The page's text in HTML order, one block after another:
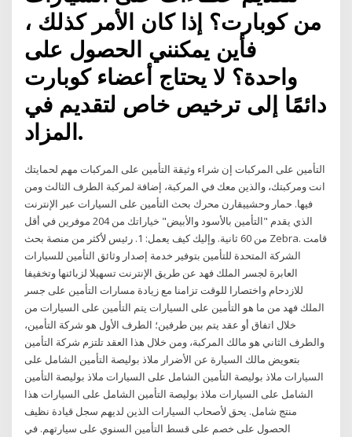
من كوبارت؟ إذا كان الأمر كذلك ،
فأين يمكنني الحصول على
واحدة؟ لا يحتاج أعضاء كوبارت
دائمًا إلى ترخيص خاص لتقديم في
المزاد.
التأمين على المركبات إن شراء وثيقة التأمين على المركبات مهم لحمايتك
انت ومركبتك، والذين معك في المركبة، إضافة لمركبة الطرف الثالث ومن
فيها. حمار وحشييقارن محرك بحث التأمين على السيارات عبر الإنترنت
الذي يقدم "التأمين بالأسود والأبيض" خياراتك من 204 موفرين في أقل
من 60 ثانية. وإليك كيف يعمل: 1. رئيس لأكثر من منصة بحث Zebra. قامت
الشركة المتحدة للتأمين بتوفير خدمة إصدار وثائق التأمين للسيارات
العابرة لجسر الملك فهد عن طريق الإنترنت تسهيلا لزبائنها وتخفيفا
للازدحام واختصارا للوقت تزامنا مع زيادة مسارات التأمين على جسر
الملك فهد من ما هو التأمين على السيارات يتم التأمين على السيارات من
خلال اتفاق أو عقد يتم بين طرفين؛ الطرف الأول هو شركة التأمين،
والطرف الثاني هو مالك المركبة، ومن خلال هذا العقد تلتزم شركة التأمين
بتعويض مالك السيارة عن الأضرار ملاذ بوليصة التأمين الشامل على
السيارات ملاذ بوليصة التأمين الشامل على السيارات ملاذ بوليصة التأمين
الشامل على السيارات ملاذ بوليصة التأمين الشامل على السيارات هذا
منتج شامل. يحق لأصحاب السيارات الذين لديهم سجل قيادة نظيف
الحصول على خصم على قسط التأمين السنوي على سيارتهم. في